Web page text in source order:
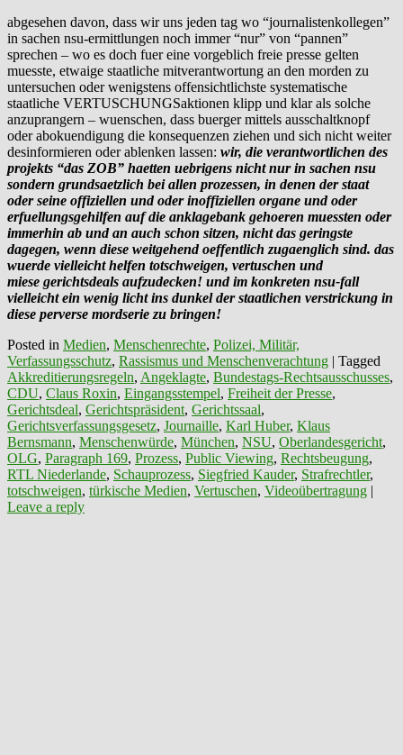
abgesehen davon, dass wir uns jeden tag wo “journalistenkollegen”
in sachen nsu-ermittlungen noch immer “nur” von “pannen”
sprechen – wo es doch fuer eine vorgeblich freie presse gelten
muesste, etwaige staatliche mitverantwortung an den morden zu
untersuchen oder wenigstens offensichtlichste systematische
staatliche VERTUSCHUNGSaktionen klipp und klar als solche
anzuprangern – wuenschen, dass buerger mittels ausschaltknopf
oder abokuendigung die konsequenzen ziehen und sich nicht weiter
desinformieren oder ablenken lassen: wir, die verantwortlichen des
projekts “das ZOB” haetten uebrigens nicht nur in sachen nsu
sondern grundsaetzlich bei allen prozessen, in denen der staat
oder seine offiziellen und oder inoffiziellen organe und oder
erfuellungsgehilfen auf die anklagebank gehoeren muessten oder
immerhin ab und an auch schon sitzen, nicht das geringste
dagegen, wenn diese weitgehend oeffentlich zugaenglich sind. das
wuerde vielleicht helfen totschweigen, vertuschen und
miese gerichtsdeals aufzudecken! und im konkreten nsu-fall
vielleicht ein wenig licht ins dunkel der staatlichen verstrickung in
diese perverse mordserie zu bringen!
Posted in Medien, Menschenrechte, Polizei, Militär,
Verfassungsschutz, Rassismus und Menschenverachtung | Tagged
Akkreditierungsregeln, Angeklagte, Bundestags-Rechtsausschusses,
CDU, Claus Roxin, Eingangsstempel, Freiheit der Presse,
Gerichtsdeal, Gerichtspräsident, Gerichtssaal,
Gerichtsverfassungsgesetz, Journaille, Karl Huber, Klaus
Bernsmann, Menschenwürde, München, NSU, Oberlandesgericht,
OLG, Paragraph 169, Prozess, Public Viewing, Rechtsbeugung,
RTL Niederlande, Schauprozess, Siegfried Kauder, Strafrechtler,
totschweigen, türkische Medien, Vertuschen, Videoübertragung |
Leave a reply